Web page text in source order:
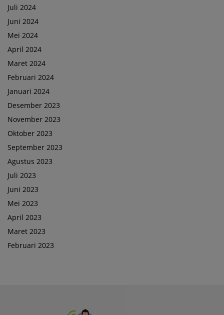
Juli 2024
Juni 2024
Mei 2024
April 2024
Maret 2024
Februari 2024
Januari 2024
Desember 2023
November 2023
Oktober 2023
September 2023
Agustus 2023
Juli 2023
Juni 2023
Mei 2023
April 2023
Maret 2023
Februari 2023